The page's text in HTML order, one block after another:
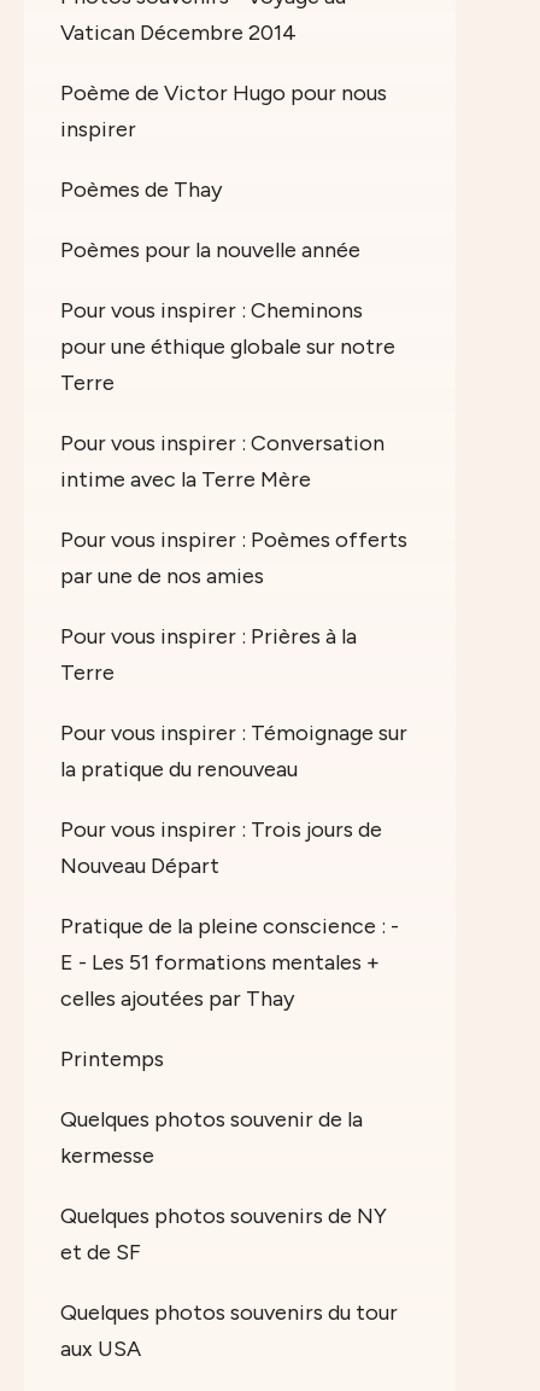
Vatican Décembre 2014
Poème de Victor Hugo pour nous
inspirer
Poèmes de Thay
Poèmes pour la nouvelle année
Pour vous inspirer : Cheminons
pour une éthique globale sur notre
Terre
Pour vous inspirer : Conversation
intime avec la Terre Mère
Pour vous inspirer : Poèmes offerts
par une de nos amies
Pour vous inspirer : Prières à la
Terre
Pour vous inspirer : Témoignage sur
la pratique du renouveau
Pour vous inspirer : Trois jours de
Nouveau Départ
Pratique de la pleine conscience : -
E - Les 51 formations mentales +
celles ajoutées par Thay
Printemps
Quelques photos souvenir de la
kermesse
Quelques photos souvenirs de NY
et de SF
Quelques photos souvenirs du tour
aux USA